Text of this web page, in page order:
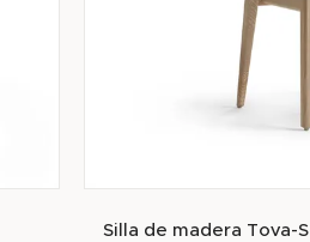
Silla de madera Tova-S